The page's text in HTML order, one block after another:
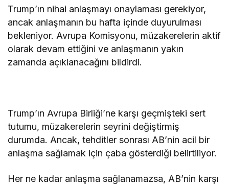
Trump’ın nihai anlaşmayı onaylaması gerekiyor,
ancak anlaşmanın bu hafta içinde duyurulması
bekleniyor. Avrupa Komisyonu, müzakerelerin aktif
olarak devam ettiğini ve anlaşmanın yakın
zamanda açıklanacağını bildirdi.
Trump’ın Avrupa Birliği’ne karşı geçmişteki sert
tutumu, müzakerelerin seyrini değiştirmiş
durumda. Ancak, tehditler sonrası AB’nin acil bir
anlaşma sağlamak için çaba gösterdiği belirtiliyor.
Her ne kadar anlaşma sağlanamazsa, AB’nin karşı